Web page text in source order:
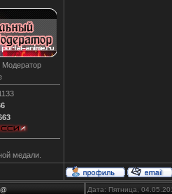
Модератор
медали.
Дата: Пятница,